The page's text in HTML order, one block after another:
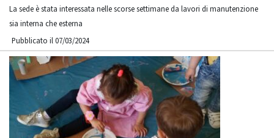
La sede è stata interessata nelle scorse settimane da lavori di manutenzione
sia interna che esterna
Pubblicato il 07/03/2024